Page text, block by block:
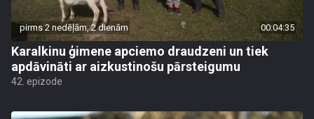
pirms 2 nedēļām, 2 dienām 00:04:35
Karalkinu ģimene apciemo draudzeni un tiek
apdāvināti ar aizkustinošu pārsteigumu
42. epizode